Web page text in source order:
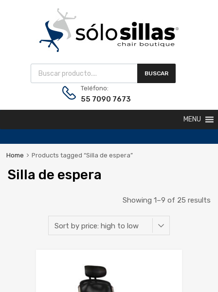
BUSCAR
Teléfono:
55 7090 7673
MENU
Home Products tagged “Silla de espera”
Silla de espera
Showing 1–9 of 25 results